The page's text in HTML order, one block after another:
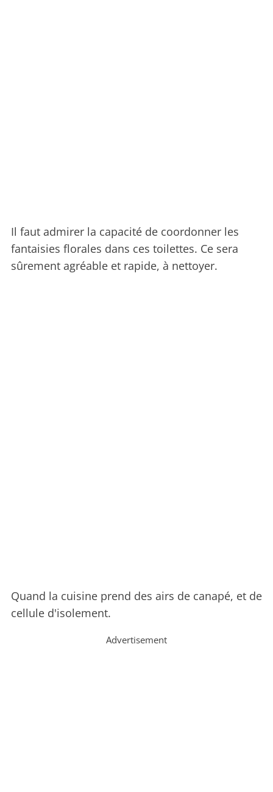
Il faut admirer la capacité de coordonner les
fantaisies florales dans ces toilettes. Ce sera
sûrement agréable et rapide, à nettoyer.
Quand la cuisine prend des airs de canapé, et de
cellule d'isolement.
Advertisement